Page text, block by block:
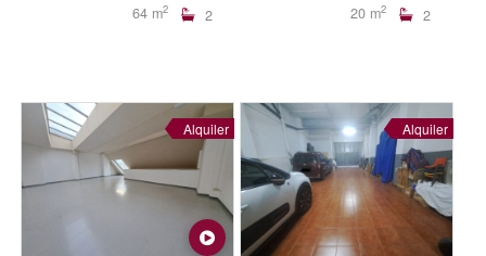
64 m2 2 20 m2 2
Alquiler Alquiler